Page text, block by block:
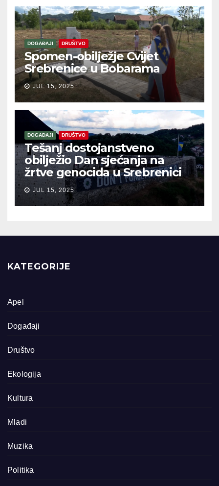
DOGAĐAJI DRUŠTVO
Spomen-obilježje Cvijet
Srebrenice u Bobarama
JUL 15, 2025
DOGAĐAJI DRUŠTVO
Tešanj dostojanstveno
obilježio Dan sjećanja na
žrtve genocida u Srebrenici
JUL 15, 2025
KATEGORIJE
Apel
Događaji
Društvo
Ekologija
Kultura
Mladi
Muzika
Politika